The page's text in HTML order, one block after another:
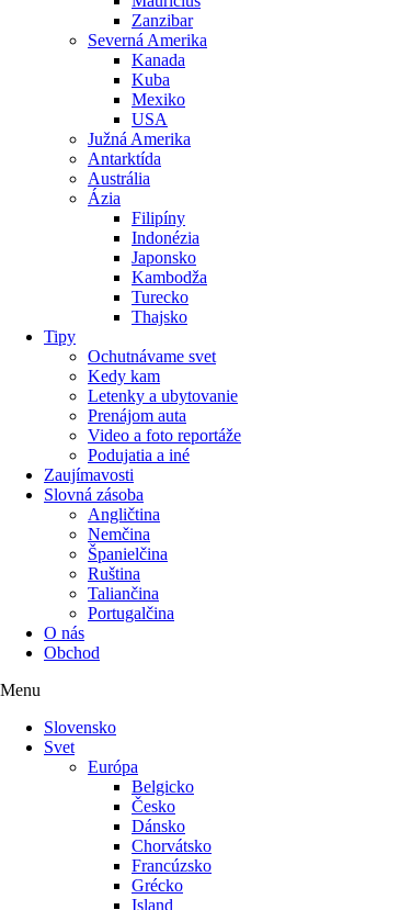
Zanzibar
Severná Amerika
Kanada
Kuba
Mexiko
USA
Južná Amerika
Antarktída
Austrália
Ázia
Filipíny
Indonézia
Japonsko
Kambodža
Turecko
Thajsko
Tipy
Ochutnávame svet
Kedy kam
Letenky a ubytovanie
Prenájom auta
Video a foto reportáže
Podujatia a iné
Zaujímavosti
Slovná zásoba
Angličtina
Nemčina
Španielčina
Ruština
Taliančina
Portugalčina
O nás
Obchod
Menu
Slovensko
Svet
Európa
Belgicko
Česko
Dánsko
Chorvátsko
Francúzsko
Grécko
Island